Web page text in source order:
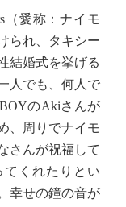
（愛称：ナイモ
られ、タキシー
結婚式を挙げる
人でも、何人で
のAkiさんが
、周りでナイモ
さんが祝福して
てくれたりとい
幸せの鐘の音が